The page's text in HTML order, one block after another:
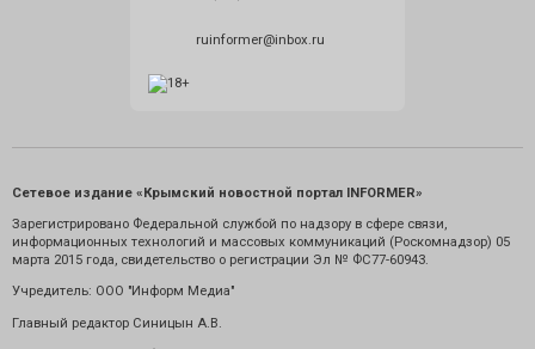
ruinformer@inbox.ru
Сетевое издание «Крымский новостной портал INFORMER»
Зарегистрировано Федеральной службой по надзору в сфере связи,
информационных технологий и массовых коммуникаций (Роскомнадзор) 05
марта 2015 года, свидетельство о регистрации Эл № ФС77-60943.
Учредитель: ООО "Информ Медиа"
Главный редактор Синицын А.В.